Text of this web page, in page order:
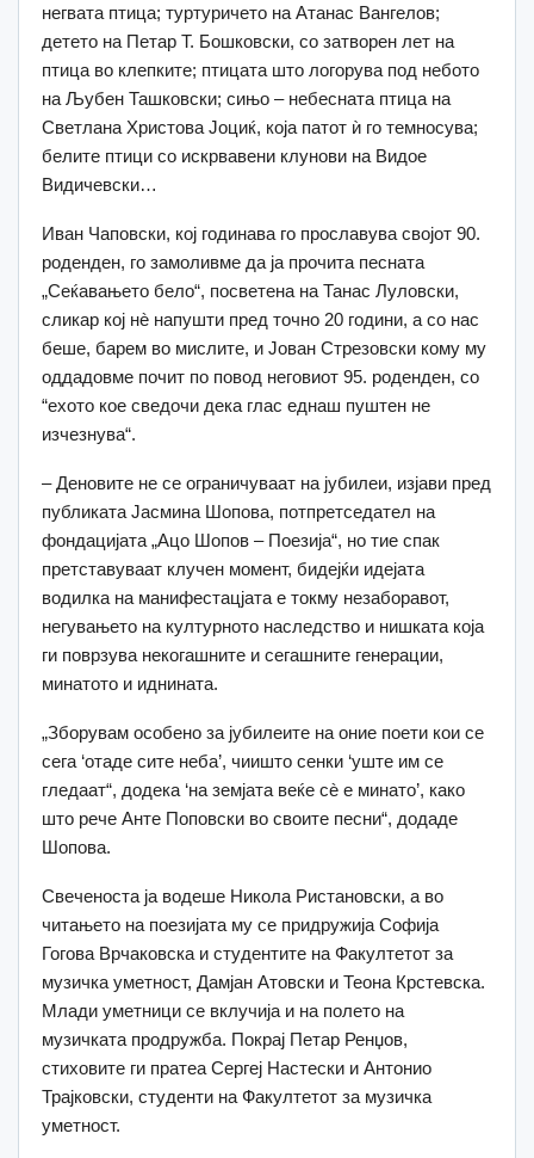
негвата птица; туртуричето на Атанас Вангелов;
детето на Петар Т. Бошковски, со затворен лет на
птица во клепките; птицата што логорува под небото
на Љубен Ташковски; сињо – небесната птица на
Светлана Христова Јоциќ, која патот ѝ го темносува;
белите птици со искрвавени клунови на Видое
Видичевски…
Иван Чаповски, кој годинава го прославува својот 90.
роденден, го замоливме да ја прочита песната
„Сеќавањето бело“, посветена на Танас Луловски,
сликар кој нè напушти пред точно 20 години, а со нас
беше, барем во мислите, и Јован Стрезовски кому му
оддадовме почит по повод неговиот 95. роденден, со
“ехото кое сведочи дека глас еднаш пуштен не
изчезнува“.
– Деновите не се ограничуваат на јубилеи, изјави пред
публиката Јасмина Шопова, потпретседател на
фондацијата „Ацо Шопов – Поезија“, но тие спак
претставуваат клучен момент, бидејќи идејата
водилка на манифестацјата е токму незаборавот,
негувањето на културното наследство и нишката која
ги поврзува некогашните и сегашните генерации,
минатото и иднината.
„Зборувам особено за јубилеите на оние поети кои се
сега ‘отаде сите неба’, чиишто сенки ‘уште им се
гледаат“, додека ‘на земјата веќе сè е минато’, како
што рече Анте Поповски во своите песни“, додаде
Шопова.
Свеченоста ја водеше Никола Ристановски, а во
читањето на поезијата му се придружија Софија
Гогова Врчаковска и студентите на Факултетот за
музичка уметност, Дамјан Атовски и Теона Крстевска.
Млади уметници се вклучија и на полето на
музичката продружба. Покрај Петар Ренџов,
стиховите ги пратеа Сергеј Настески и Антонио
Трајковски, студенти на Факултетот за музичка
уметност.